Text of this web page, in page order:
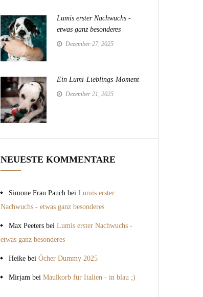
Lumis erster Nachwuchs -
etwas ganz besonderes
Dezember 27, 2025
Ein Lumi-Lieblings-Moment
Dezember 21, 2025
NEUESTE KOMMENTARE
Simone Frau Pauch bei Lumis erster
Nachwuchs - etwas ganz besonderes
Max Peeters bei Lumis erster Nachwuchs -
etwas ganz besonderes
Heike bei Öcher Dummy 2025
Mirjam bei Maulkorb für Italien - in blau ;)